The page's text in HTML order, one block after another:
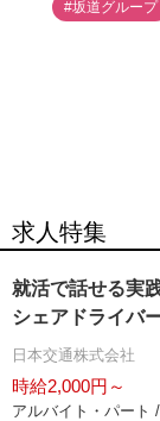
#坂道グループ
求人特集
就活で話せる実
シェアドライバ
日本交通株式会社
時給2,000円～
アルバイト・パート